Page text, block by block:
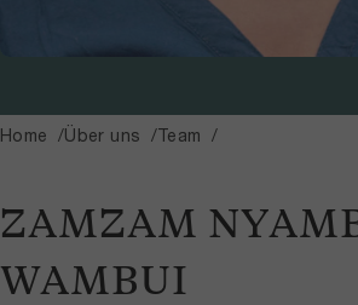
Home Über uns Team
ZAMZAM
WAMBUI